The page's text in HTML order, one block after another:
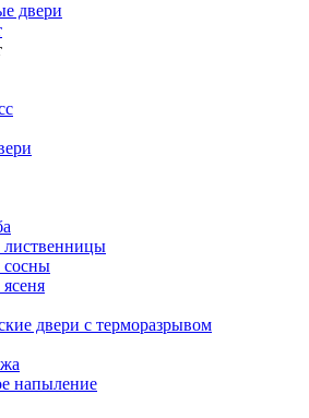
двери
лиственницы
сосны
двери с терморазрывом
напыление